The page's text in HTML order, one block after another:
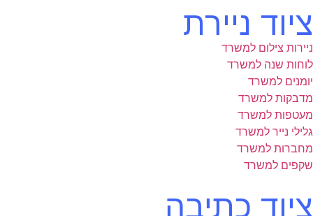
ציוד ניירת
ניירות צילום למשרד
לוחות שנה למשרד
יומנים למשרד
מדבקות למשרד
מעטפות למשרד
גלילי נייר למשרד
מחברות למשרד
שקפים למשרד
ציוד כתיבה